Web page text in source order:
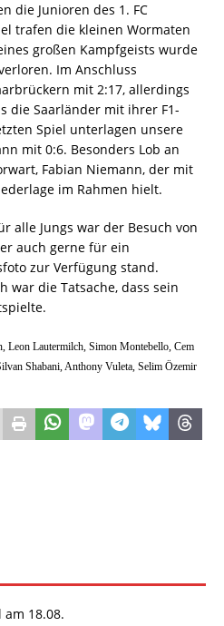
die Junioren des 1. FC
trafen die kleinen Wormaten
großen Kampfgeists wurde
Im Anschluss
mit 2:17, allerdings
die Saarländer mit ihrer F1-
Spiel unterlagen unsere
mit 0:6. Besonders Lob an
Fabian Niemann, der mit
im Rahmen hielt.
alle Jungs war der Besuch von
auch gerne für ein
zur Verfügung stand.
war die Tatsache, dass sein
Leon Lautermilch, Simon Montebello, Cem
Shabani, Anthony Vuleta, Selim Özemir
18.08.